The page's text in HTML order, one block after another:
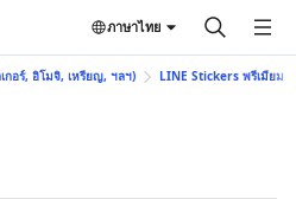
ภาษาไทย
อร์, อิโมจิ, เหรียญ, ฯลฯ) LINE Stickers พรีเมียม